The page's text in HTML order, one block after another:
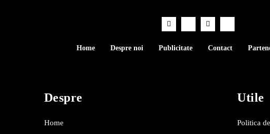
Home Despre noi Publicitate Contact
Despre
Home
Utile
Politica